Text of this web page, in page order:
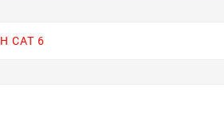
CAT 6